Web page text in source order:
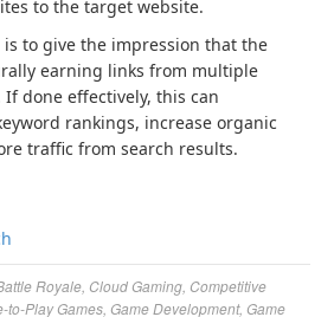
to the target website.
is to give the impression that the
earning links from multiple
done effectively, this can
rankings, increase organic
traffic from search results.
Royale Cloud Gaming Competitive
to-Play Games Game Development, Game